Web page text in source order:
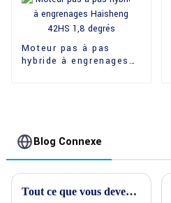
Moteur pas à pas
hybride à engrenages
Blog Connexe
Tout ce que vous devez savoir sur les moteurs pas à pas avec réducteurs planétaires